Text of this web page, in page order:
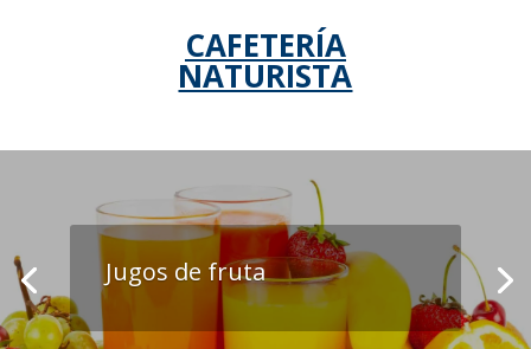
CAFETERÍA
NATURISTA
Jugos de fruta